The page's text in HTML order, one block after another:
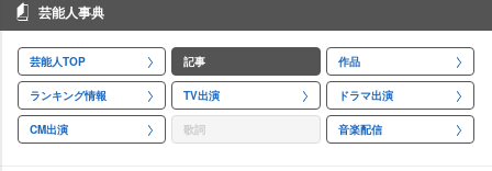
芸能人事典
芸能人TOP 記事 作品
ランキング情報 TV出演 ドラマ出演
CM出演 歌詞 音楽配信